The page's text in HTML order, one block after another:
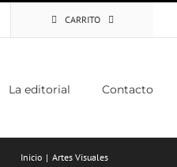
CARRITO
La editorial Contacto
Inicio Artes Visuales